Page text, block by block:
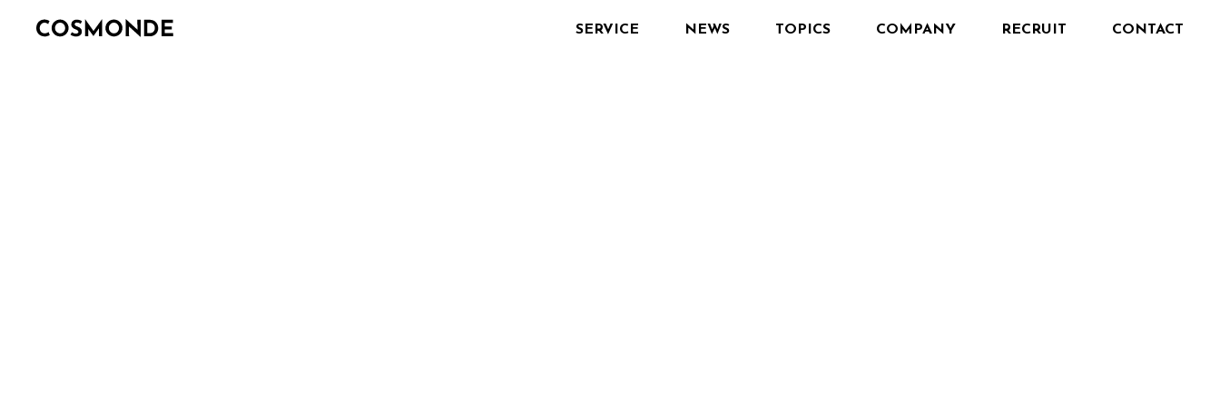
SERVICE NEWS TOPICS COMPANY RECRUIT CONTACT